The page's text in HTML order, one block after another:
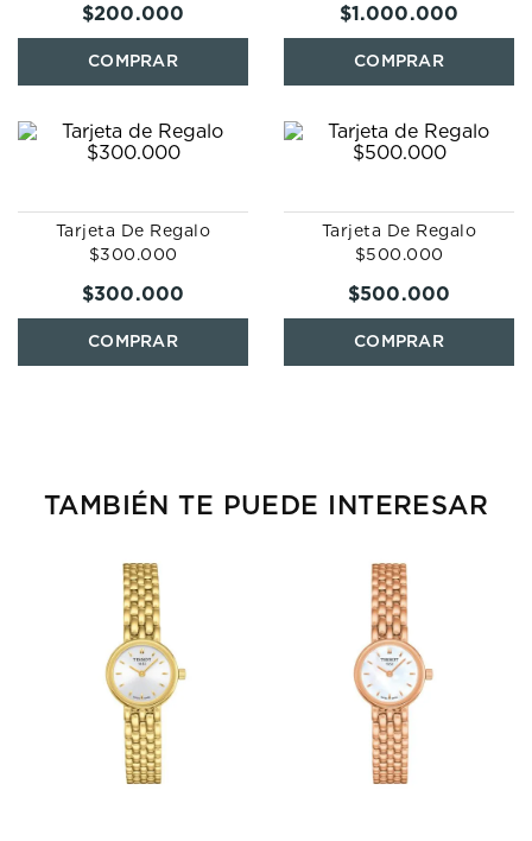
$200.000 $1.000.000
Tarjeta De Regalo
$300.000
$300.000
Tarjeta De Regalo
$500.000
$500.000
TAMBIÉN TE PUEDE INTERESAR
mido
casio